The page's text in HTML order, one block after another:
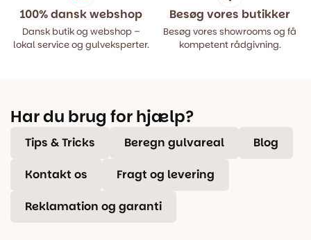
100% dansk webshop
Dansk butik og webshop –
lokal service og gulveksperter.
Besøg vores butikker
Besøg vores showrooms og få
kompetent rådgivning.
Har du brug for hjælp?
Tips & Tricks Beregn gulvareal Blog
Kontakt os Fragt og levering
Reklamation og garanti